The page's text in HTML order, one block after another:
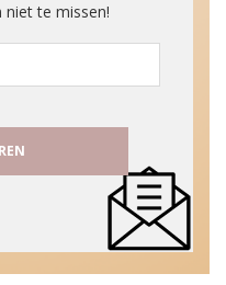
niet te missen!